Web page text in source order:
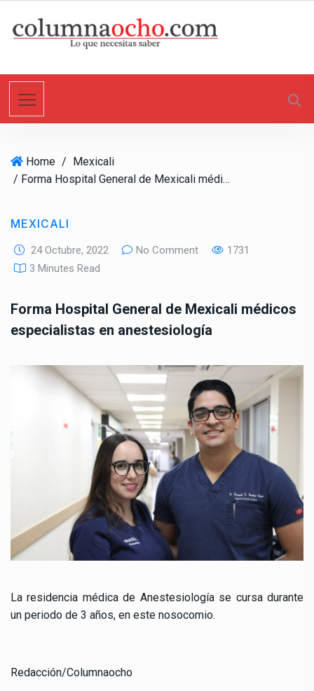
t
Home / Mexicali
/ Forma Hospital General de Mexicali médicos especialistas en anestesiología
MEXICALI
24 Octubre, 2022 No Comment
1731
3 Minutes Read
Forma Hospital General de Mexicali médicos
especialistas en anestesiología
La residencia médica de Anestesiología se cursa durante
un periodo de 3 años, en este nosocomio.
Redacción/Columnaocho